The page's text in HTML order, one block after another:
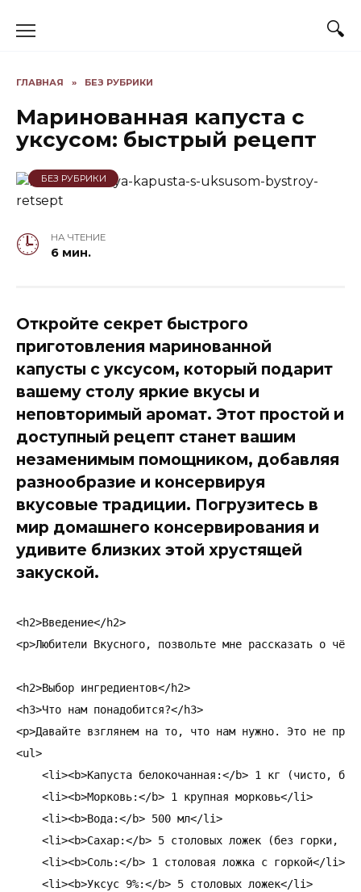
ГЛАВНАЯ » БЕЗ РУБРИКИ
Маринованная капуста с
уксусом: быстрый рецепт
БЕЗ РУБРИКИ
НА ЧТЕНИЕ
6 мин.
Откройте секрет быстрого
приготовления маринованной
капусты с уксусом, который подарит
вашему столу яркие вкусы и
неповторимый аромат. Этот простой и
доступный рецепт станет вашим
незаменимым помощником, добавляя
разнообразие и консервируя
вкусовые традиции. Погрузитесь в
мир домашнего консервирования и
удивите близких этой хрустящей
закуской.
<h2>Введение</h2>
<p>Любители Вкусного, позвольте мне рассказать о
<h2>Выбор ингредиентов</h2>
<h3>Что нам понадобится?</h3>
<p>Давайте взглянем на то, что нам нужно. Это не
<ul>
<li><b>Капуста белокочанная:</b> 1 кг (чисто,
    <li><b>Морковь:</b> 1 крупная морковь</li>
    <li><b>Вода:</b> 500 мл</li>
<li><b>Сахар:</b> 5 столовых ложек (без горки,
    <li><b>Соль:</b> 1 столовая ложка с горкой</li>
    <li><b>Уксус 9%:</b> 5 столовых ложек</li>